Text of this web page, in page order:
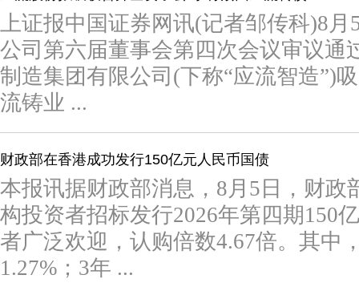
上证报中国证券网讯(记者邹传科)8
公司第六届董事会第四次会议审议通
制造集团有限公司(下称“应流智造”)
流铸业 ...
财政部在香港成功发行150亿元人民币国债
本报讯据财政部消息，8月5日，财政
构投资者招标发行2026年第四期150
者广泛欢迎，认购倍数4.67倍。其中
1.27%；3年 ...